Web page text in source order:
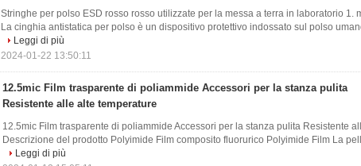
Stringhe per polso ESD rosso rosso utilizzate per la messa a terra in laboratorio 1.
La cinghia antistatica per polso è un dispositivo protettivo indossato sul polso
Leggi di più
2024-01-22 13:50:11
12.5mic Film trasparente di poliammide Accessori per la stanza pulita
Resistente alle alte temperature
12.5mic Film trasparente di poliammide Accessori per la stanza pulita Resistente
Descrizione del prodotto Polyimide Film composito fluorurico Polyimide Film La
Leggi di più